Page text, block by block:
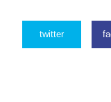
twitter